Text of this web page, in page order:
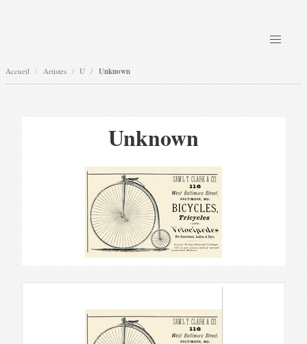
Accueil Artistes U Unknown
Unknown